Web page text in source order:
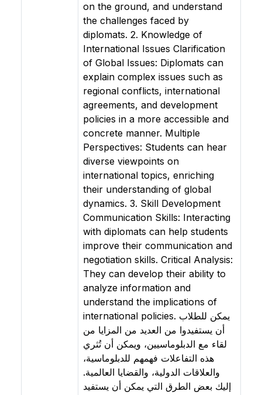
on the ground, and understand
the challenges faced by
diplomats. 2. Knowledge of
International Issues Clarification
of Global Issues: Diplomats can
explain complex issues such as
regional conflicts, international
agreements, and development
policies in a more accessible and
concrete manner. Multiple
Perspectives: Students can hear
diverse viewpoints on
international topics, enriching
their understanding of global
dynamics. 3. Skill Development
Communication Skills: Interacting
with diplomats can help students
improve their communication and
negotiation skills. Critical Analysis:
They can develop their ability to
analyze information and
understand the implications of
international policies. يمكن للطلاب
أن يستفيدوا من العديد من المزايا من
لقاء مع الدبلوماسيين، ويمكن أن تُثري
هذه التفاعلات فهمهم للدبلوماسية،
والعلاقات الدولية، والقضايا العالمية.
إليك بعض الطرق التي يمكن أن يستفيد